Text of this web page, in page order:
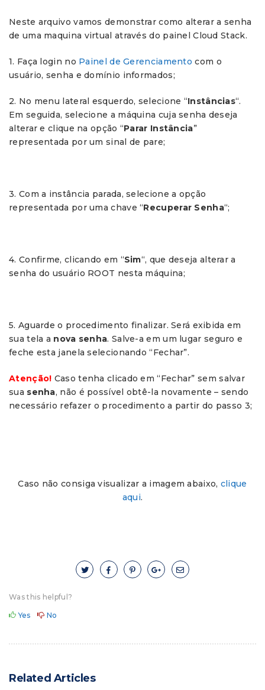
Neste arquivo vamos demonstrar como alterar a senha
de uma maquina virtual através do painel Cloud Stack.
1. Faça login no Painel de Gerenciamento com o
usuário, senha e domínio informados;
2. No menu lateral esquerdo, selecione “Instâncias“.
Em seguida, selecione a máquina cuja senha deseja
alterar e clique na opção “Parar Instância”
representada por um sinal de pare;
3. Com a instância parada, selecione a opção
representada por uma chave “Recuperar Senha“;
4. Confirme, clicando em “Sim“, que deseja alterar a
senha do usuário ROOT nesta máquina;
5. Aguarde o procedimento finalizar. Será exibida em
sua tela a nova senha. Salve-a em um lugar seguro e
feche esta janela selecionando “Fechar”.
Atenção! Caso tenha clicado em “Fechar” sem salvar
sua senha, não é possível obtê-la novamente – sendo
necessário refazer o procedimento a partir do passo 3;
Caso não consiga visualizar a imagem abaixo, clique
aqui.
Was this helpful?
Yes No
Related Articles